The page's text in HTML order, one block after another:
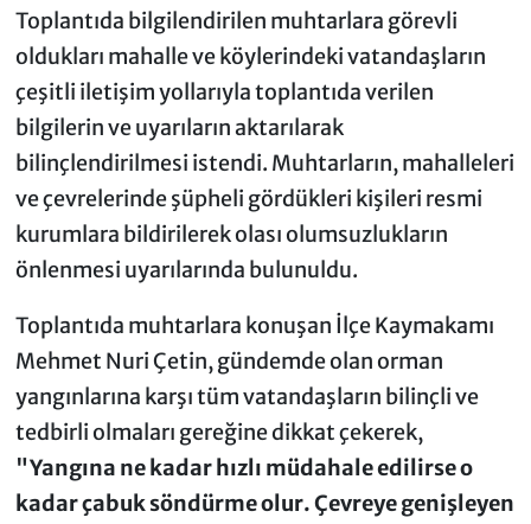
Toplantıda bilgilendirilen muhtarlara görevli
oldukları mahalle ve köylerindeki vatandaşların
çeşitli iletişim yollarıyla toplantıda verilen
bilgilerin ve uyarıların aktarılarak
bilinçlendirilmesi istendi. Muhtarların, mahalleleri
ve çevrelerinde şüpheli gördükleri kişileri resmi
kurumlara bildirilerek olası olumsuzlukların
önlenmesi uyarılarında bulunuldu.
Toplantıda muhtarlara konuşan İlçe Kaymakamı
Mehmet Nuri Çetin, gündemde olan orman
yangınlarına karşı tüm vatandaşların bilinçli ve
tedbirli olmaları gereğine dikkat çekerek,
"Yangına ne kadar hızlı müdahale edilirse o
kadar çabuk söndürme olur. Çevreye genişleyen